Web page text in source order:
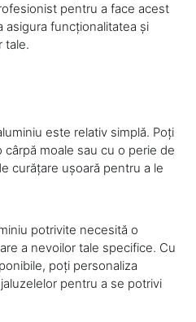
pentru a face acest
asigura funcționalitatea și
tale.
este relativ simplă. Poți
moale sau cu o perie de
curățare ușoară pentru a le
potrivite necesită o
a nevoilor tale specifice. Cu
poți personaliza
pentru a se potrivi